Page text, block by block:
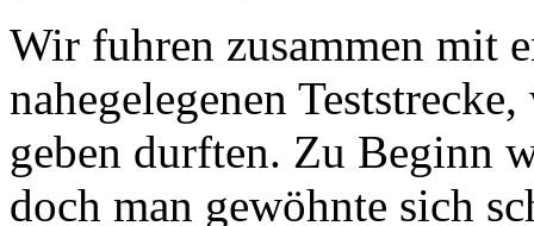
Wir fuhren zusammen mit
nahegelegenen
geben durften. Zu Beginn
doch man gewöhnte sich